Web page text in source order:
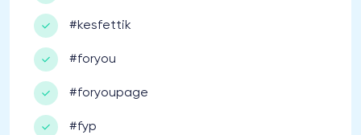
#kesfettik
#foryou
#foryoupage
#fyp